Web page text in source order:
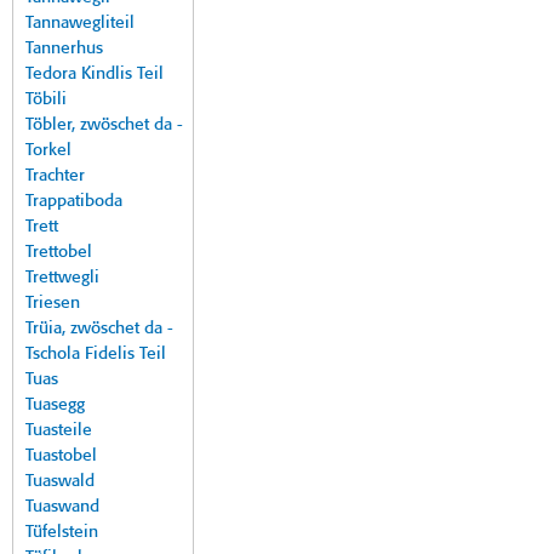
Tannawegliteil
Tannerhus
Tedora Kindlis Teil
Töbili
Töbler, zwöschet da -
Torkel
Trachter
Trappatiboda
Trett
Trettobel
Trettwegli
Triesen
Trüia, zwöschet da -
Tschola Fidelis Teil
Tuas
Tuasegg
Tuasteile
Tuastobel
Tuaswald
Tuaswand
Tüfelstein